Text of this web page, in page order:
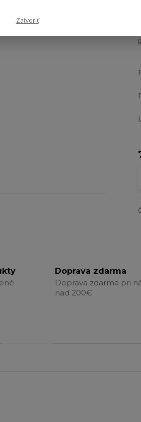
Doprava zdarma
Doprava zdarma pri
nad 200€
Zatvoriť